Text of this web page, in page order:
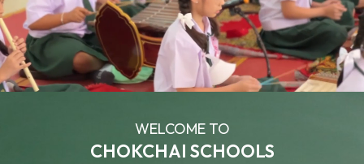
WELCOME TO
CHOKCHAI SCHOOLS